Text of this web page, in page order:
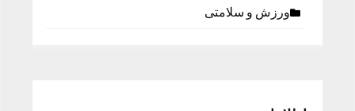
ورزش و سلامتی